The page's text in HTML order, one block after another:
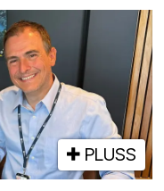
PLUSS